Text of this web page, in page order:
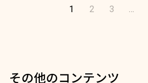
1 2 3 …
その他のコンテンツ